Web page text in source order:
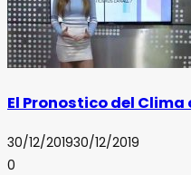
El Pronostico del Clima
30/12/201930/12/2019
0